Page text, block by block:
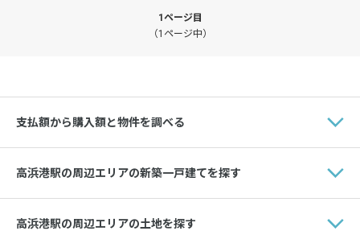
1ページ目
（1ページ中）
支払額から購入額と物件を調べる
高浜港駅の周辺エリアの新築一戸建てを探す
高浜港駅の周辺エリアの土地を探す